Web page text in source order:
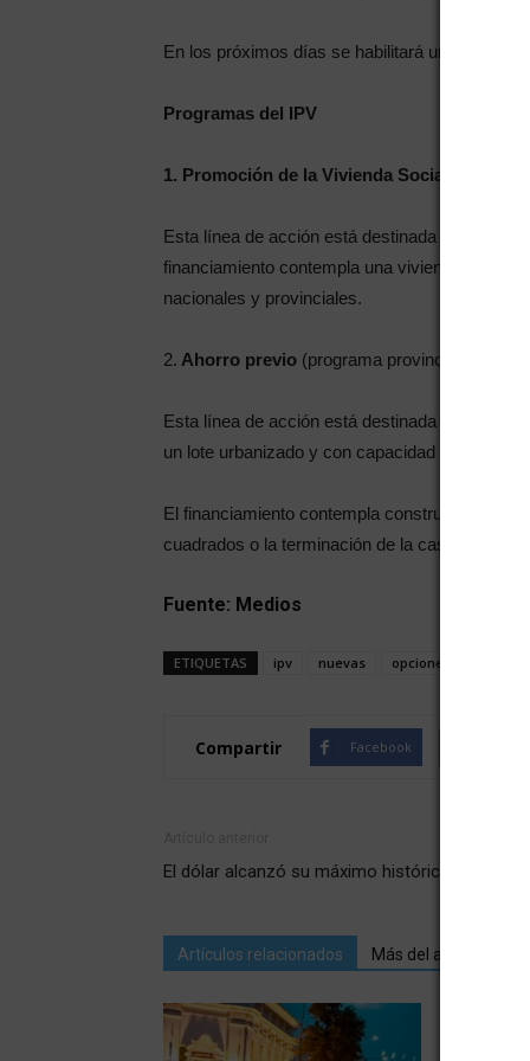
En los próximos días se habilitará una página
Programas del IPV
1. Promoción de la Vivienda Social
Esta línea de acción está destinada a grupos
financiamiento contempla una vivienda nueva.
nacionales y provinciales.
2. Ahorro previo (programa provincial)
Esta línea de acción está destinada a grupos
un lote urbanizado y con capacidad de ahorro
El financiamiento contempla construcción de
cuadrados o la terminación de la casa propia.
Fuente: Medios
ETIQUETAS ipv nuevas opciones
Compartir Facebook
El dólar alcanzó su máximo histórico
Artículos relacionados Más del autor